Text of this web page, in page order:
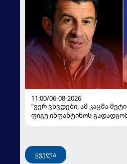
11:00/06-08-2026
"ვერ ვხვდები, ამ კაცმა
ფიგუ ინფანტინოს
ყველა